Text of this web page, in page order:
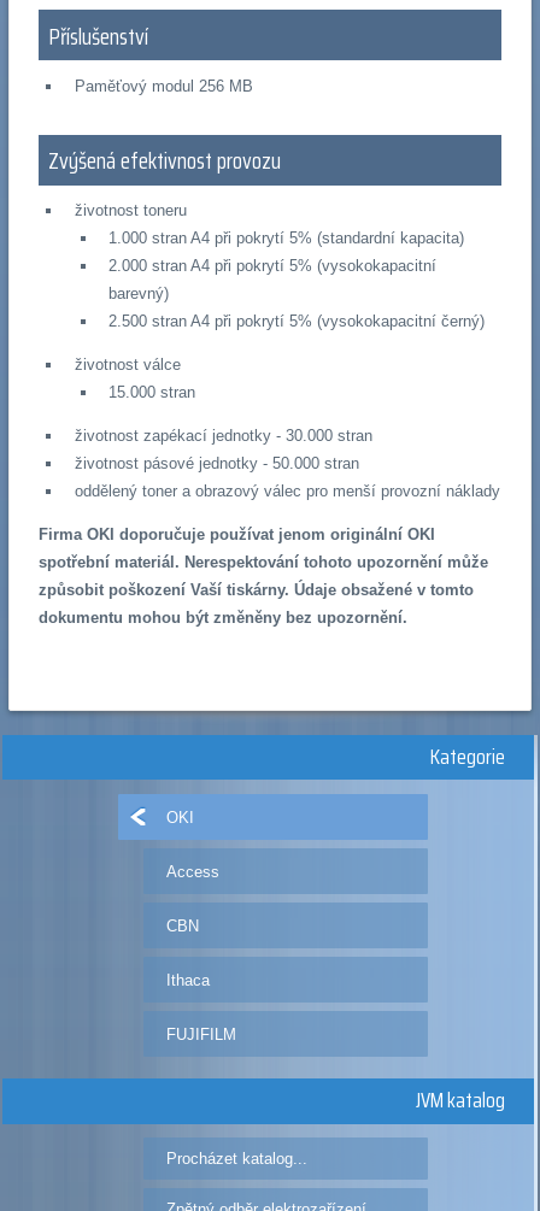
Příslušenství
Paměťový modul 256 MB
Zvýšená efektivnost provozu
životnost toneru
1.000 stran A4 při pokrytí 5% (standardní kapacita)
2.000 stran A4 při pokrytí 5% (vysokokapacitní
barevný)
2.500 stran A4 při pokrytí 5% (vysokokapacitní černý)
životnost válce
15.000 stran
životnost zapékací jednotky - 30.000 stran
životnost pásové jednotky - 50.000 stran
oddělený toner a obrazový válec pro menší provozní náklady
Firma OKI doporučuje používat jenom originální OKI
spotřební materiál. Nerespektování tohoto upozornění může
způsobit poškození Vaší tiskárny. Údaje obsažené v tomto
dokumentu mohou být změněny bez upozornění.
Kategorie
OKI
Access
CBN
Ithaca
FUJIFILM
JVM katalog
Procházet katalog...